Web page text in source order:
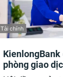
Tài chính
KienlongBank
phòng giao